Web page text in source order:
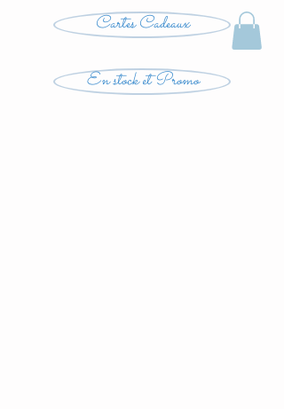
Cartes Cadeaux
En stock et Promo